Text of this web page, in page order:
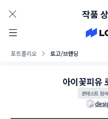
포트폴리오 로고/브랜딩
작품
아이꽃피유
콘테스트 참